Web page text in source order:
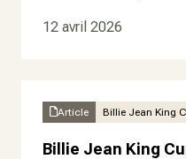
12 avril 2026
Article Billie Jean King
Billie Jean King